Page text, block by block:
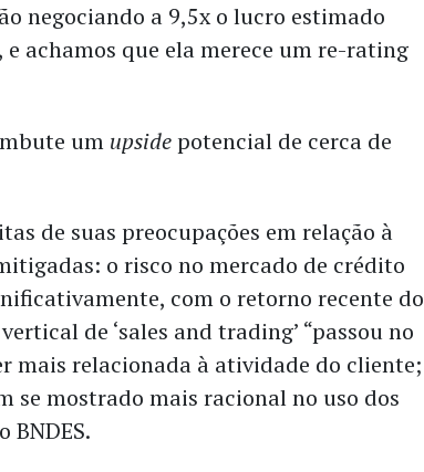
negociando a 9,5x o lucro estimado
e achamos que ela merece um re-rating
um upsidepotencial de cerca de
de suas preocupações em relação à
o risco no mercado de crédito
com o retorno recente do
de ‘sales and trading’ “passou no
mais relacionada à atividade do cliente;
se mostrado mais racional no uso dos
BNDES.